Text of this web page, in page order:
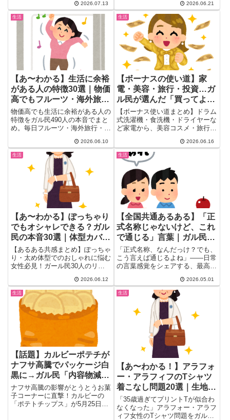
アルな本音、高齢男性の下心アプ
ローチの見分け方、今からできる
婚活のヒントまでガル民の声を厳
選して紹介します。
2026.07.13
られない・アイドルの顔が覚えら
れない・ナイロンバッグの軽さが
神…など共感爆発のエピソード
30選。アラフォー・アラフィフ
女性必見！
2026.06.21
生活
【あ〜わかる】生活に余裕
がある人の特徴30選｜物価
高でもフルーツ・海外旅行
のガル民の本音
物価高でも生活に余裕がある人の
特徴をガル民490人の本音でまと
め。毎日フルーツ・海外旅行・高
る人の共通点とは？お金より心の
ゆとりが出る人のリアルな声を厳
選紹介。
2026.06.10
生活
【ボーナスの使い道】家
電・美容・旅行・投資…ガ
ル民が選んだ「買ってよか
ったもの」25選
【ボーナス使い道まとめ】ドラム
式洗濯機・食洗機・ドライヤーな
ど家電から、美容コスメ・旅行・
よかったものを25選紹介。親へ
の人間ドックプレゼントで病気の
早期発見につながった感動エピソ
ードも収録！ボーナスの使い道に
迷う30〜50代女性必見。
2026.06.16
生活
【あ〜わかる】ぽっちゃり
でもオシャレできる？ガル
民の本音30選｜体型カバ
ー・色選び・サイズ探しの
正解
【あるある共感まとめ】ぽっちゃ
り・太め体型でのおしゃれに悩む
女性必見！ガール民30人のリア
意、明るい色を使ったコーデ術、
しまむら・ニッセンで見つかる大
きいサイズ情報、「まず痩せてか
ら派」vs「今を楽しめ派」の本
音まで一気にまとめ。
2026.06.12
生活
【全国共通あるある】「正
式名称じゃないけど、これ
で通じる」言葉｜ガル民
123人の言葉感覚が秀逸す
ぎるｗｗｗｗｗｗｗｗｗｗ
ｗ
「正式名称、なんだっけ？でも、
こう言えば通じるよね」——日常
の言葉感覚をシェアする、最高に
2026.05.01
生活
【話題】カルビーポテチが
ナフサ高騰でパッケージ白
黒に→ガル民「内容物減ら
すよりよっぽど良い」
ナフサ高騰の影響がとうとうお菓
子コーナーに直撃！カルビーの
「ポテトチップス」が5月25日以
生活
【あ〜わかる！】アラフォ
ー・アラフィフのTシャツ
着こなし問題20選｜生地・
首元・NGデザインのリア
ル本音
「35歳過ぎてプリントTが似合わ
なくなった」アラフォー・アラフ
ィフ女性のTシャツ問題をガル民